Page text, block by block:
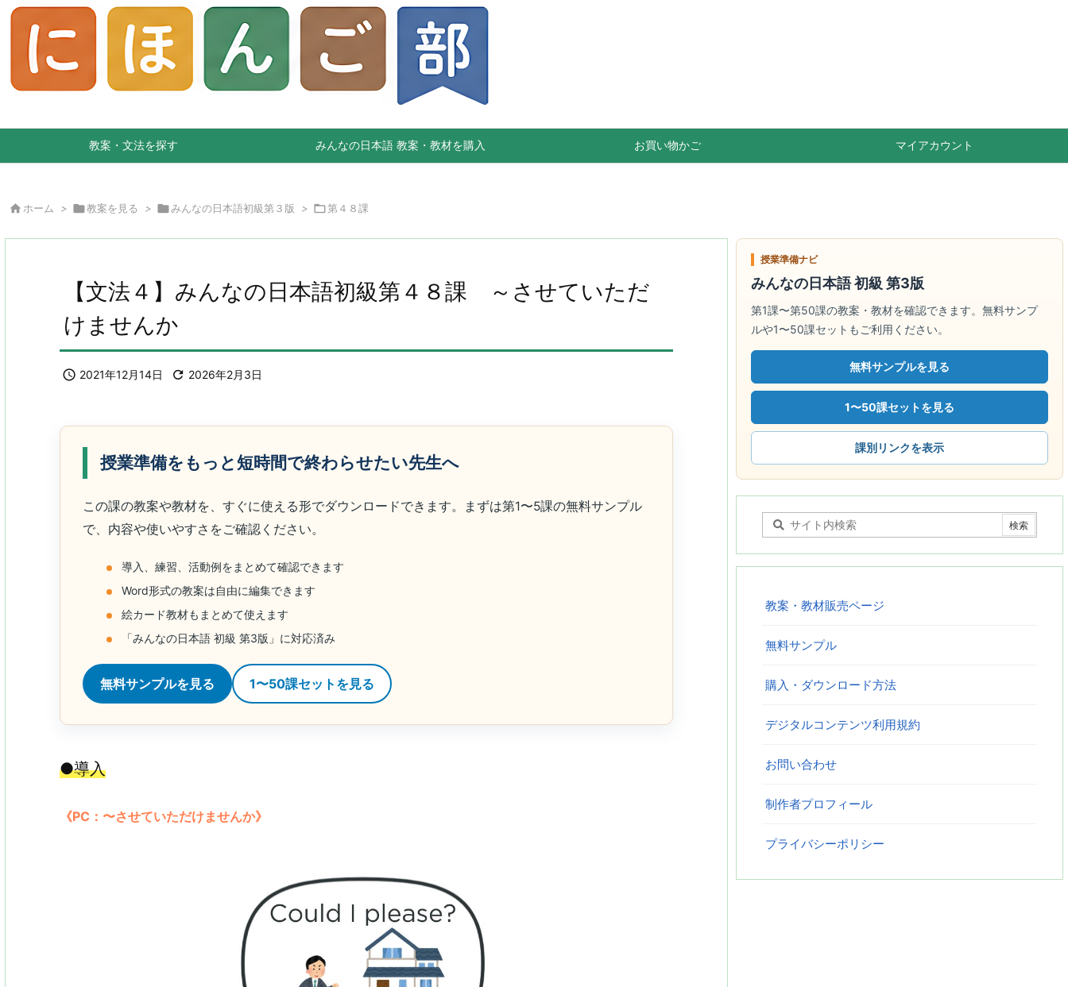
教案・文法を探す みんなの日本語 教案・教材を購入 お買い物かご マイアカウント
 ホーム > 教案を見る > みんなの日本語初級第３版 > 第４８課
【文法４】みんなの日本語初級第４８課 ～させていただ
けませんか
 2021年12月14日  2026年2月3日
授業準備をもっと短時間で終わらせたい先生へ
この課の教案や教材を、すぐに使える形でダウンロードできます。まずは第1〜5課の無料サンプル
で、内容や使いやすさをご確認ください。
導入、練習、活動例をまとめて確認できます
Word形式の教案は自由に編集できます
絵カード教材もまとめて使えます
「みんなの日本語 初級 第3版」に対応済み
無料サンプルを見る 1〜50課セットを見る
●導入
《PC：〜させていただけませんか》
授業準備ナビ
みんなの日本語 初級 第3版
第1課〜第50課の教案・教材を確認できます。無料サンプ
ルや1〜50課セットもご利用ください。
無料サンプルを見る
1〜50課セットを見る
課別リンクを表示
教案・教材販売ページ
無料サンプル
購入・ダウンロード方法
デジタルコンテンツ利用規約
お問い合わせ
制作者プロフィール
プライバシーポリシー